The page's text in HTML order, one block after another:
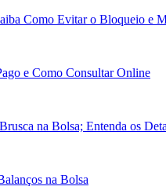
Como Evitar o Bloqueio e
e Como Consultar Online
na Bolsa; Entenda os
na Bolsa